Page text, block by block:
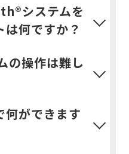
システムを
何ですか？
操作は難し
何ができます